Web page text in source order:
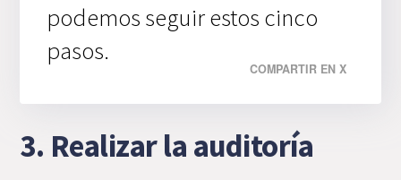
podemos seguir estos cinco
pasos.
COMPARTIR EN X
3. Realizar la auditoría